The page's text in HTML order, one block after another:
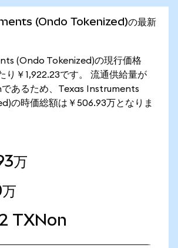
(Ondo Tokenized)の最新
(Ondo Tokenized)の現行価格
り￥1,922.23です。 流通供給量が
あるため、Texas Instruments
の時価総額は￥506.93万となりま
万
TXNon